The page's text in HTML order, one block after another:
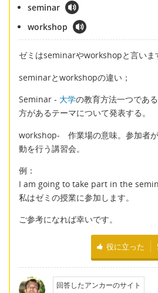
seminar
workshop
ゼミはseminarやworkshopと言いま
seminarとworkshopの違い；
Seminar - 大学の教育方法一つであ
方があるテーマについて発表する。
workshop- 作業場の意味。参加者が
動を行う講習会。
例：
I am going to take part in the
私はゼミの授業に参加します。
ご参考になれば幸いです。
役に立った
回答したアンカーのサイト